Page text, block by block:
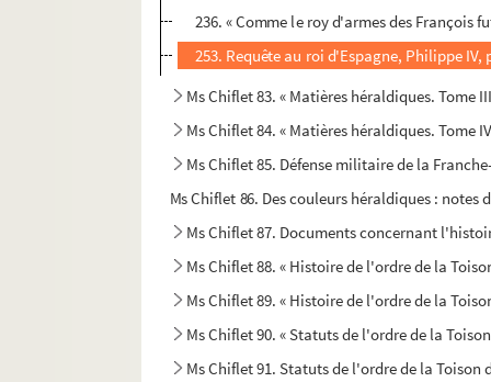
236. « Comme le roy d'armes des
253. Requête au roi d'Espagne, Philippe
Ms Chiflet 83. « Matières héraldiques. Tome
Ms Chiflet 84. « Matières héraldiques. Tome
Ms Chiflet 85. Défense militaire de la
Ms Chiflet 86. Des couleurs héraldiques : notes
Ms Chiflet 87. Documents concernant
Ms Chiflet 88. « Histoire de l'ordre de la
Ms Chiflet 89. « Histoire de l'ordre de la
Ms Chiflet 90. « Statuts de l'ordre de la
Ms Chiflet 91. Statuts de l'ordre de la Toison